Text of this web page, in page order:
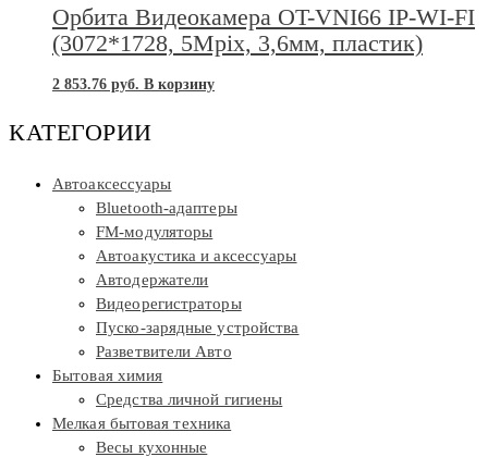
Орбита Видеокамера OT-VNI66 IP-WI-FI
(3072*1728, 5Mpix, 3,6мм, пластик)
2 853.76 руб. В корзину
КАТЕГОРИИ
Автоаксессуары
Bluetooth-адаптеры
FM-модуляторы
Автоакустика и аксессуары
Автодержатели
Видеорегистраторы
Пуско-зарядные устройства
Разветвители Авто
Бытовая химия
Средства личной гигиены
Мелкая бытовая техника
Весы кухонные